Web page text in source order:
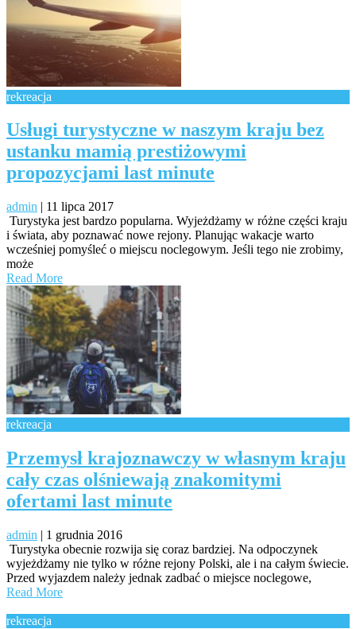
rekreacja
Usługi turystyczne w naszym kraju bez
ustanku mamią prestiżowymi
propozycjami last minute
admin | 11 lipca 2017
Turystyka jest bardzo popularna. Wyjeżdżamy w różne części kraju
i świata, aby poznawać nowe rejony. Planując wakacje warto
wcześniej pomyśleć o miejscu noclegowym. Jeśli tego nie zrobimy,
może
Read More
rekreacja
Przemysł krajoznawczy w własnym kraju
cały czas olśniewają znakomitymi
ofertami last minute
admin | 1 grudnia 2016
Turystyka obecnie rozwija się coraz bardziej. Na odpoczynek
wyjeżdżamy nie tylko w różne rejony Polski, ale i na całym świecie.
Przed wyjazdem należy jednak zadbać o miejsce noclegowe,
Read More
rekreacja